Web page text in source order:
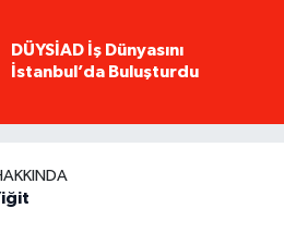
DÜYSİAD İş Dünyasını
İstanbul’da Buluşturdu